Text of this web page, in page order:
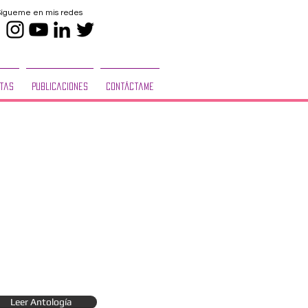
en mis redes
Publicaciones Contáctame
Leer Antología